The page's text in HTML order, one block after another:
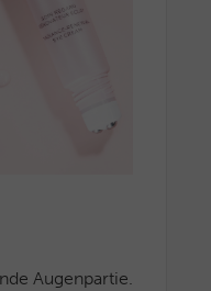
Die Sonnenschutz-
Augenpartie.